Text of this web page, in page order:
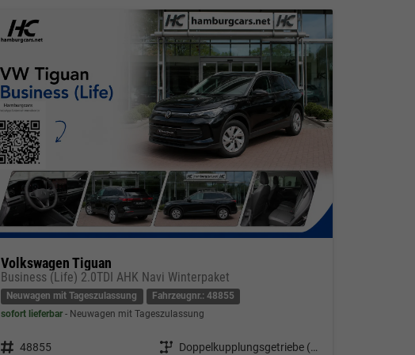
Volkswagen Tiguan
Business (Life) 2.0TDI AHK Navi Winterpaket
Neuwagen mit Tageszulassung
Fahrzeugnr.: 48855
sofort lieferbar
Neuwagen mit Tageszulassung
Fahrzeugnr. 48855 Getriebe
Doppelkupplungsgetriebe (DSG)